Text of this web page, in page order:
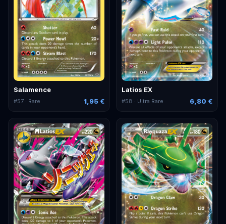
Salamence
#57 · Rare 1,95 €
Latios EX
#58 · Ultra Rare 6,80 €